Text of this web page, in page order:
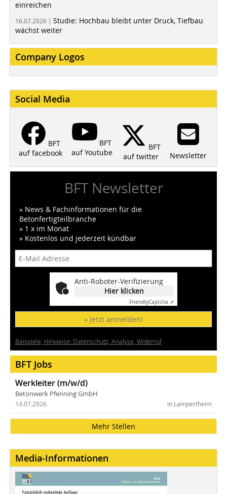
einreichen
16.07.2026 | Studie: Hochbau bleibt unter Druck, Tiefbau
wächst weiter
Company Logos
Social Media
BFT
auf facebook
BFT
auf Youtube
BFT
auf twitter
Newsletter
BFT Newsletter
» News & Fachinformationen für die
Betonfertigteilbranche
» 1 x im Monat
» Kostenlos und jederzeit kündbar
Anti-Roboter-Verifizierung
Hier klicken
FriendlyCaptcha ⇗
» Jetzt anmelden!
Beispiele, Hinweise: Datenschutz, Analyse, Widerruf
BFT Jobs
Werkleiter (m/w/d)
Betonwerk Pfenning GmbH
in Lampertheim
14.07.2026
Mehr Stellen
Media-Informationen